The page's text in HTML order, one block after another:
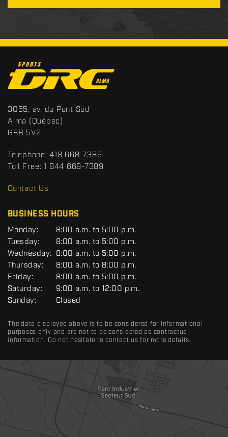
o
n
t
a
c
S
p
o
t
s
R
3055, av. du Pont Sud
Alma (Québec)
G8B 5V2
Telephone: 418 668-7389
Toll Free: 1 844 668-7389
Contact Us
BUSINESS HOURS
G
E
N
E
R
A
L
Monday:
8:00 a.m. to 5:00 p.m.
Tuesday:
8:00 a.m. to 5:00 p.m.
Wednesday: 8:00 a.m. to 5:00 p.m.
Thursday:
8:00 a.m. to 8:00 p.m.
Friday:
8:00 a.m. to 5:00 p.m.
Saturday:
9:00 a.m. to 12:00 p.m.
Sunday:
Closed
The data displayed above is to be considered for informational
purposes only and are not to be considered as contractual
information. Do not hesitate to contact us for more details.